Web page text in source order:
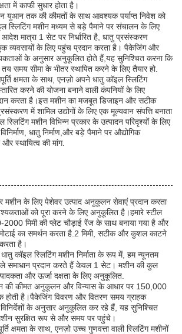
में काफी सुधार होता है।
युआन तक की कीमतों के साथ आवश्यक पर्याप्त निवेश को
स्लिटिंग मशीन मध्यम से बड़े पैमाने पर संचालन के लिए
मात्रा 1 सेट पर निर्धारित है, धातु प्रसंस्करण
व्यवसायों के लिए पहुंच प्रदान करता है। पैकेजिंग और
के अनुसार अनुकूलित होते हैं,यह सुनिश्चित करना कि
समय सीमा के भीतर स्थापित करने के लिए तैयार हो.
क्षमता के साथ, एनज़ो अपने धातु कॉइल स्लिटिंग
करने की योजना बनाने वाली कंपनियों के लिए
करता है।इस मशीन का मजबूत डिजाइन और सटीक
में शामिल उद्योगों के लिए एक मूल्यवान संपत्ति बनाता
स्लिटिंग मशीन विभिन्न प्रकार के उत्पादन परिदृश्यों के लिए
धातु निर्माण,और बड़े पैमाने पर औद्योगिक
स्थायित्व की मांग.
मशीन के लिए पेशेवर उत्पाद अनुकूलन सेवाएं प्रदान करता
को पूरा करने के लिए अनुकूलित है।हमारे स्टील
मिमी की प्लेट चौड़ाई रेंज के साथ बनाया गया है और
का समर्थन करता है.2 मिमी, सटीक और कुशल काटने
है।
कॉइल स्लिटिंग मशीन निर्माता के रूप में, हम न्यूनतम
समाधान प्रदान करते हैं केवल 1 सेट। मशीन की कुल
और ऊर्जा दक्षता के लिए अनुकूलित.
की कीमत अनुकूलन और विन्यास के आधार पर 150,000
है।पैकेजिंग विवरण और वितरण समय ग्राहक
के अनुसार अनुकूलित कर रहे हैं, यह सुनिश्चित
सुरक्षित रूप से और समय पर पहुंचे।
क्षमता के साथ, एनज़ो उच्च गुणवत्ता वाली स्लिटिंग मशीनों